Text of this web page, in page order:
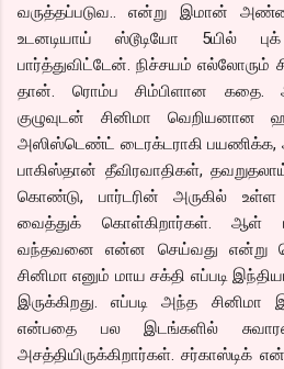
வருத்தப்படுவ.. என்று இமான்
உடனடியாய் ஸ்டூடியோ 5யில்
பார்த்துவிட்டேன். நிச்சயம் எல்லோரும்
தான். ரொம்ப சிம்பிளான கதை.
குழுவுடன் சினிமா வெறியனான
அஸிஸ்டெண்ட் டைரக்டராகி
பாகிஸ்தான் தீவிரவாதிகள்,
கொண்டு, பார்டரின் அருகில் உள்ள
வைத்துக் கொள்கிறார்கள். ஆள்
வந்தவனை என்ன செய்வது என்று
சினிமா எனும் மாய சக்தி எப்படி
இருக்கிறது. எப்படி அந்த சினிமா
என்பதை பல இடங்களில்
அசத்தியிருக்கிறார்கள். சர்காஸ்டிக்